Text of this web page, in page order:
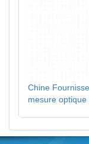
Chine
mesure